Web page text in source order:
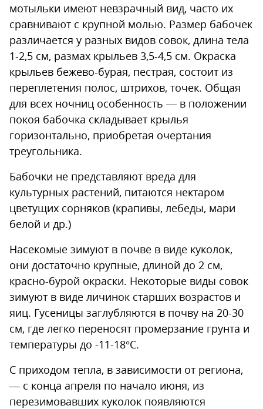
мотыльки имеют невзрачный вид, часто их
сравнивают с крупной молью. Размер бабочек
различается у разных видов совок, длина тела
1-2,5 см, размах крыльев 3,5-4,5 см. Окраска
крыльев бежево-бурая, пестрая, состоит из
переплетения полос, штрихов, точек. Общая
для всех ночниц особенность — в положении
покоя бабочка складывает крылья
горизонтально, приобретая очертания
треугольника.
Бабочки не представляют вреда для
культурных растений, питаются нектаром
цветущих сорняков (крапивы, лебеды, мари
белой и др.)
Насекомые зимуют в почве в виде куколок,
они достаточно крупные, длиной до 2 см,
красно-бурой окраски. Некоторые виды совок
зимуют в виде личинок старших возрастов и
яиц. Гусеницы заглубляются в почву на 20-30
см, где легко переносят промерзание грунта и
температуры до -11-18°С.
С приходом тепла, в зависимости от региона,
— с конца апреля по начало июня, из
перезимовавших куколок появляются